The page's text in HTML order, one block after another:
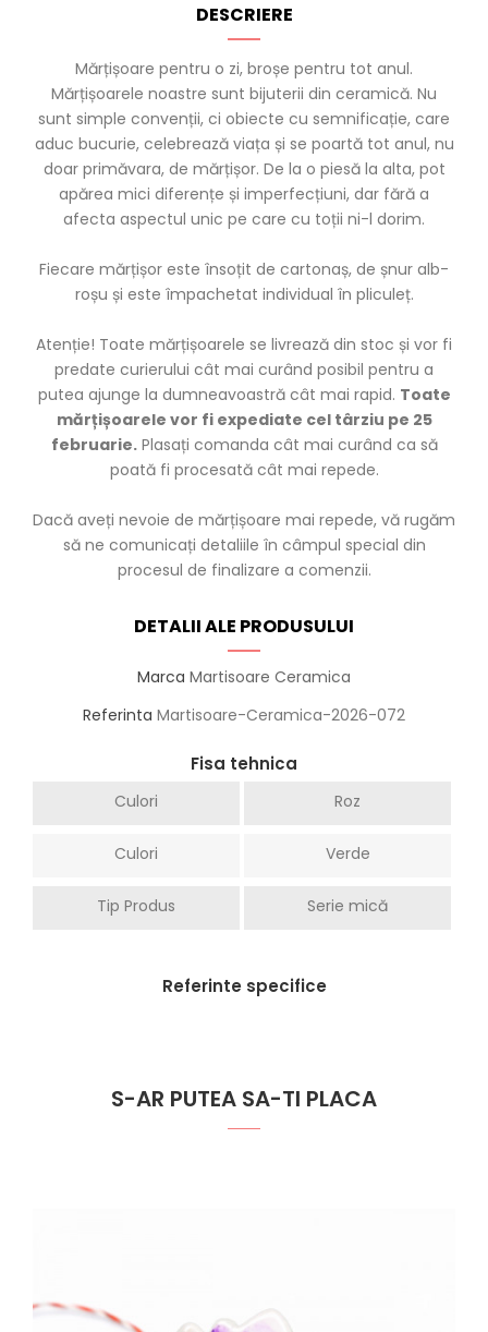
DESCRIERE
Mărțișoare pentru o zi, broșe pentru tot anul.
Mărțișoarele noastre sunt bijuterii din ceramică. Nu
sunt simple convenții, ci obiecte cu semnificație, care
aduc bucurie, celebrează viața și se poartă tot anul, nu
doar primăvara, de mărțișor. De la o piesă la alta, pot
apărea mici diferențe și imperfecțiuni, dar fără a
afecta aspectul unic pe care cu toții ni-l dorim.
Fiecare mărțișor este însoțit de cartonaș, de șnur alb-
roșu și este împachetat individual în pliculeț.
Atenție! Toate mărțișoarele se livrează din stoc și vor fi
predate curierului cât mai curând posibil pentru a
putea ajunge la dumneavoastră cât mai rapid. Toate
mărțișoarele vor fi expediate cel târziu pe 25
februarie.Plasați comanda cât mai curând ca să
poată fi procesată cât mai repede.
Dacă aveți nevoie de mărțișoare mai repede, vă rugăm
să ne comunicați detaliile în câmpul special din
procesul de finalizare a comenzii.
DETALII ALE PRODUSULUI
Marca Martisoare Ceramica
Referinta Martisoare-Ceramica-2026-072
Fisa tehnica
Culori Roz
Culori Verde
Tip Produs Serie mică
Referinte specifice
S-AR PUTEA SA-TI PLACA